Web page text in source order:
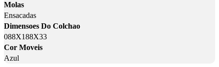
Molas
Ensacadas
Dimensoes Do Colchao
088X188X33
Cor Moveis
Azul